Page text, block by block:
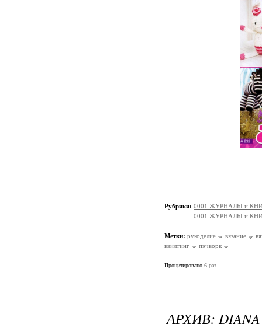
Рубрики: 0001 ЖУРНАЛЫ и
0001 ЖУРНАЛЫ и
Метки: рукоделие вязание
квилтинг
пэчворк
Процитировано 6 раз
АРХИВ: